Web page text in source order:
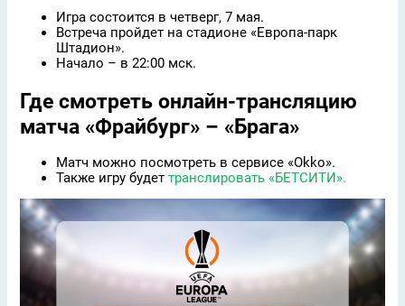
Игра состоится в четверг, 7 мая.​
Встреча пройдет на стадионе «Европа-парк
Штадион».​
Начало – в 22:00 мск.​
Где смотреть онлайн-трансляцию
матча «Фрайбург» – «Брага»
Матч можно посмотреть в сервисе «Okko».​
Также игру будет транслировать «БЕТСИТИ».